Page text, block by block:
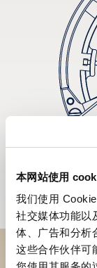
本网站使用
我们使用
社交媒体功能以
体、广告和分析
这些合作伙伴可